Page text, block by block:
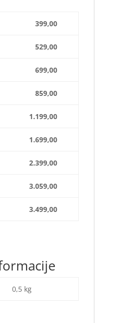
399,00
529,00
699,00
859,00
1.199,00
1.699,00
2.399,00
3.059,00
3.499,00
0,5 kg